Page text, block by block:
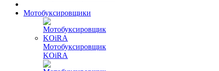
Мотобуксировщики
Мотобуксировщик
KOiRA